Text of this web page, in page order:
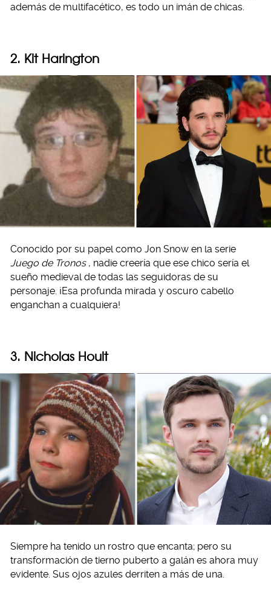
además de multifacético, es todo un imán de chicas.
2. Kit Harington
Conocido por su papel como Jon Snow en la serie
Juego de Tronos , nadie creería que ese chico sería el
sueño medieval de todas las seguidoras de su
personaje. ¡Esa profunda mirada y oscuro cabello
enganchan a cualquiera!
3. Nicholas Hoult
Siempre ha tenido un rostro que encanta; pero su
transformación de tierno puberto a galán es ahora muy
evidente. Sus ojos azules derriten a más de una.